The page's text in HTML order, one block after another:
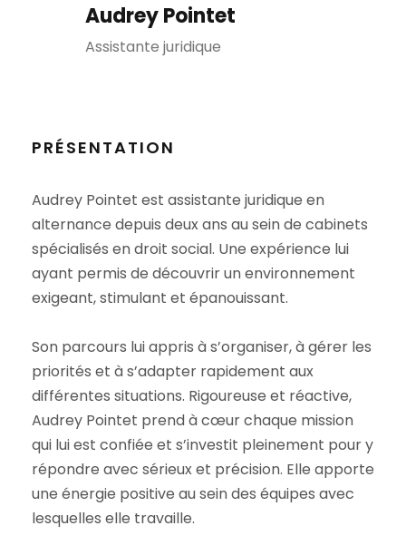
Audrey Pointet
Assistante juridique
PRÉSENTATION
Audrey Pointet est assistante juridique en
alternance depuis deux ans au sein de cabinets
spécialisés en droit social. Une expérience lui
ayant permis de découvrir un environnement
exigeant, stimulant et épanouissant.
Son parcours lui appris à s’organiser, à gérer les
priorités et à s’adapter rapidement aux
différentes situations. Rigoureuse et réactive,
Audrey Pointet prend à cœur chaque mission
qui lui est confiée et s’investit pleinement pour y
répondre avec sérieux et précision. Elle apporte
une énergie positive au sein des équipes avec
lesquelles elle travaille.